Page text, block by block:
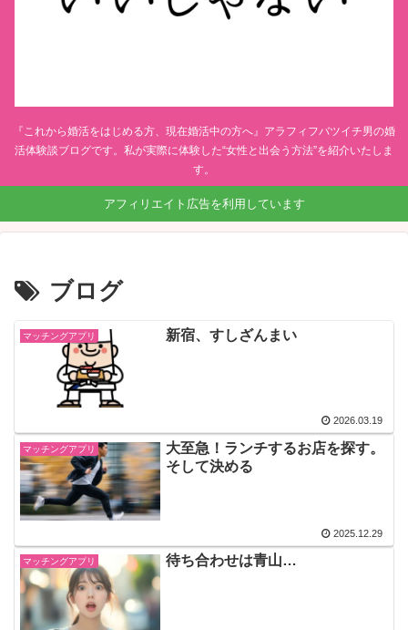
『これから婚活をはじめる方、現在婚活中の方へ』アラフィフバツイチ男の婚
活体験談ブログです。私が実際に体験した“女性と出会う方法”を紹介いたしま
す。
アフィリエイト広告を利用しています
ブログ
マッチングアプリ 新宿、すしざんまい
2026.03.19
マッチングアプリ
大至急！ランチするお店を探す。
そして決める
2025.12.29
マッチングアプリ 待ち合わせは青山…